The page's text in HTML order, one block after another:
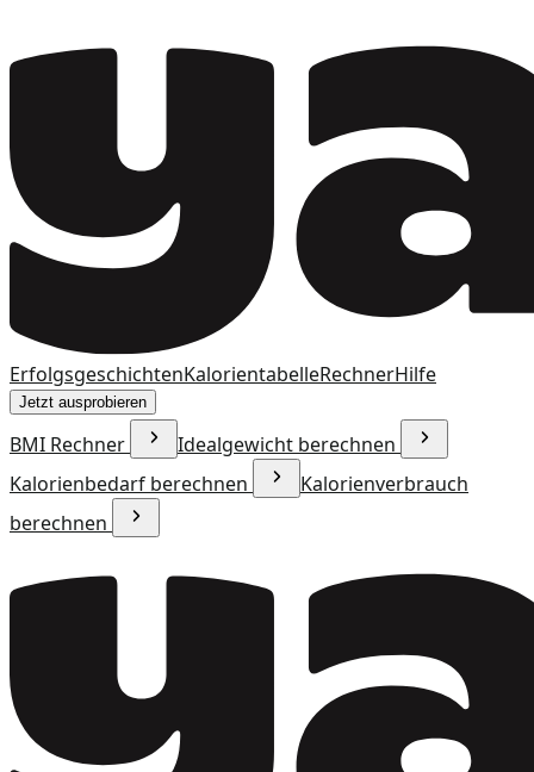
ErfolgsgeschichtenKalorientabelleRechnerHilfe
Jetzt ausprobieren
BMI Rechner
Idealgewicht berechnen
Kalorienbedarf berechnen
Kalorienverbrauch
berechnen